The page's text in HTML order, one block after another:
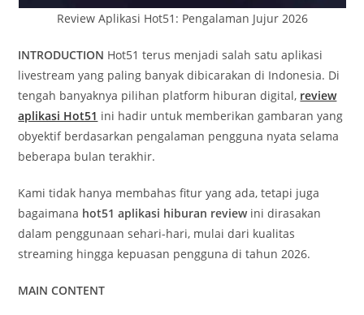
Review Aplikasi Hot51: Pengalaman Jujur 2026
INTRODUCTION Hot51 terus menjadi salah satu aplikasi
livestream yang paling banyak dibicarakan di Indonesia. Di
tengah banyaknya pilihan platform hiburan digital, review
aplikasi Hot51 ini hadir untuk memberikan gambaran yang
obyektif berdasarkan pengalaman pengguna nyata selama
beberapa bulan terakhir.
Kami tidak hanya membahas fitur yang ada, tetapi juga
bagaimana hot51 aplikasi hiburan reviewini dirasakan
dalam penggunaan sehari-hari, mulai dari kualitas
streaming hingga kepuasan pengguna di tahun 2026.
MAIN CONTENT